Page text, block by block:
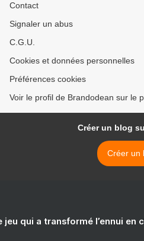
Contact
Signaler un abus
C.G.U.
Cookies et données personnelles
Préférences cookies
Voir le profil de Brandodean sur le
Créer un blog
Créer un
jeu qui a transformé l’ennui en